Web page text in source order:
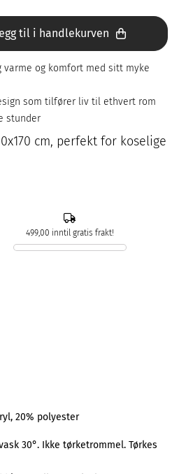
til i handlekurven
varme og komfort med sitt myke
som tilfører liv til ethvert rom
stunder
cm, perfekt for koselige
499,00 inntil gratis frakt!
20% polyester
30°. Ikke tørketrommel. Tørkes